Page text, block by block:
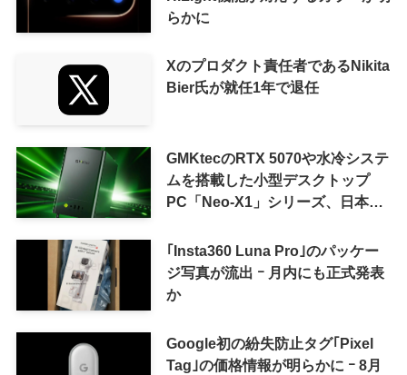
らかに
Xのプロダクト責任者であるNikita
Bier氏が就任1年で退任
GMKtecのRTX 5070や水冷システ
ムを搭載した小型デスクトップ
PC「Neo-X1」シリーズ、日本で
｢Insta360 Luna Pro｣のパッケー
ジ写真が流出 ｰ 月内にも正式発表
か
Google初の紛失防止タグ｢Pixel
Tag｣の価格情報が明らかに ｰ 8月